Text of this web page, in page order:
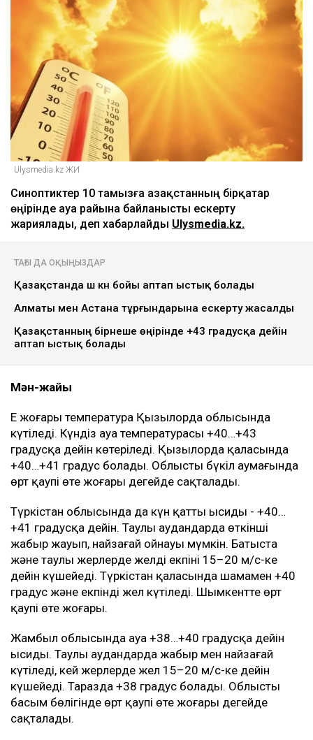
Ulysmedia.kz ЖИ
Синоптиктер 10 тамызға Қазақстанның бірқатар
өңірінде ауа райына байланысты ескерту
жариялады, деп хабарлайды Ulysmedia.kz.
ТАҒЫ ДА ОҚЫҢЫЗДАР
Қазақстанда үш күн бойы аптап ыстық болады
Алматы мен Астана тұрғындарына ескерту жасалды
Қазақстанның бірнеше өңірінде +43 градусқа дейін
аптап ыстық болады
Мән-жайы
Ең жоғары температура Қызылорда облысында
күтіледі. Күндіз ауа температурасы +40…+43
градусқа дейін көтеріледі. Қызылорда қаласында
+40…+41 градус болады. Облыстың бүкіл аумағында
өрт қаупі өте жоғары деңгейде сақталады.
Түркістан облысында да күн қатты ысиды - +40…
+41 градусқа дейін. Таулы аудандарда өткінші
жаңбыр жауып, найзағай ойнауы мүмкін. Батыста
және таулы жерлерде желдің екпіні 15–20 м/с-ке
дейін күшейеді. Түркістан қаласында шамамен +40
градус және екпінді жел күтіледі. Шымкентте өрт
қаупі өте жоғары.
Жамбыл облысында ауа +38…+40 градусқа дейін
ысиды. Таулы аудандарда жаңбыр мен найзағай
күтіледі, кей жерлерде жел 15–20 м/с-ке дейін
күшейеді. Таразда +38 градус болады. Облыстың
басым бөлігінде өрт қаупі өте жоғары деңгейде
сақталады.